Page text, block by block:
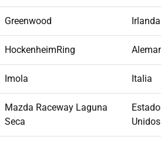
Greenwood Irlanda
HockenheimRing
Imola Italia
Mazda Raceway Laguna
Seca
Unidos